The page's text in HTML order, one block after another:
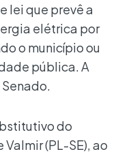
lei que prevê a
elétrica por
o município ou
pública. A
do
(PL-SE), ao